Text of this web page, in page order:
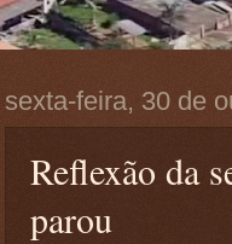
sexta-feira, 30 de
Reflexão da
parou